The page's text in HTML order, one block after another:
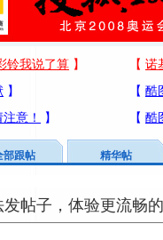
部跟帖
精华帖
帖子，体验更流畅